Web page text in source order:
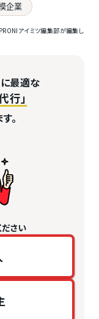
企業
アイミツ編集部が編集し
最適な
行」
。
さい